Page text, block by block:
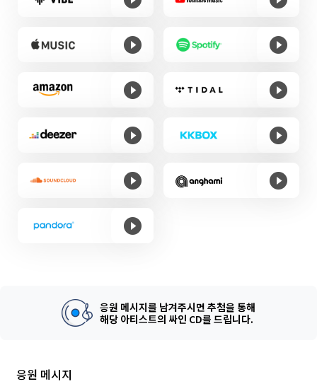
응원 메시지를 남겨주시면 추첨을 통해
해당 아티스트의 싸인 CD를 드립니다.
응원 메시지